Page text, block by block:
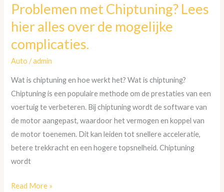
Problemen met Chiptuning? Lees
hier alles over de mogelijke
complicaties.
Auto /admin
Wat is chiptuning en hoe werkt het? Wat is chiptuning?
Chiptuning is een populaire methode om de prestaties van een
voertuig te verbeteren. Bij chiptuning wordt de software van
de motor aangepast, waardoor het vermogen en koppel van
de motor toenemen. Dit kan leiden tot snellere acceleratie,
betere trekkracht en een hogere topsnelheid. Chiptuning
wordt
Problemen
met
Chiptuning?
Lees
hier
Read More »